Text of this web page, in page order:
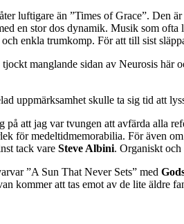
luftigare än ”Times of Grace”. Den
en stor dos dynamik. Musik som
enkla trumkomp. För att till sist
manglande sidan av Neurosis här
uppmärksamhet skulle ta sig tid att
att jag var tvungen att avfärda alla
för medeltidmemorabilia. För även
tack vare Steve Albini. Organiskt och
”A Sun That Never Sets” med
kommer att tas emot av de lite äldre